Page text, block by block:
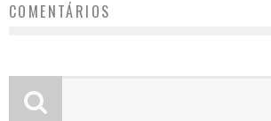
COMENTÁRIOS